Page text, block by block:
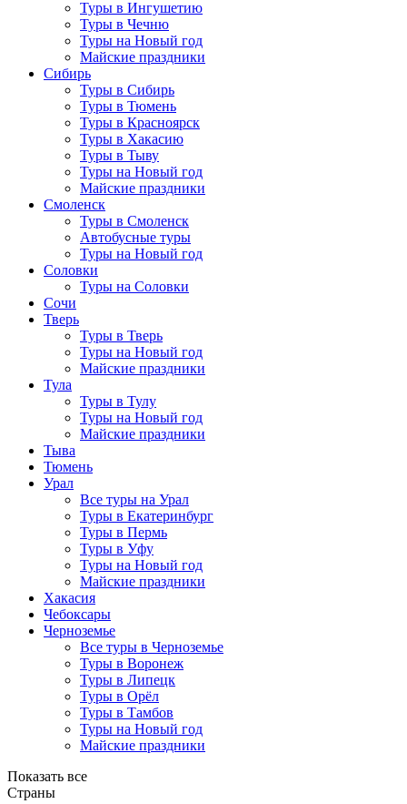
Туры в Ингушетию
Туры в Чечню
Туры на Новый год
Майские праздники
Сибирь
Туры в Сибирь
Туры в Тюмень
Туры в Красноярск
Туры в Хакасию
Туры в Тыву
Туры на Новый год
Майские праздники
Смоленск
Туры в Смоленск
Автобусные туры
Туры на Новый год
Соловки
Туры на Соловки
Сочи
Тверь
Туры в Тверь
Туры на Новый год
Майские праздники
Тула
Туры в Тулу
Туры на Новый год
Майские праздники
Тыва
Тюмень
Урал
Все туры на Урал
Туры в Екатеринбург
Туры в Пермь
Туры в Уфу
Туры на Новый год
Майские праздники
Хакасия
Чебоксары
Черноземье
Все туры в Черноземье
Туры в Воронеж
Туры в Липецк
Туры в Орёл
Туры в Тамбов
Туры на Новый год
Майские праздники
Показать все
Страны